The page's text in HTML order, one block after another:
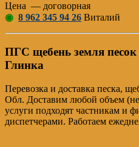
Цена — договорная
◉ 8 962 345 94 26 Виталий
ПГС щебень земля песок
Глинка
Перевозка и доставка песка,
Обл. Доставим любой объем
услуги подходят частникам и
диспетчерами. Работаем